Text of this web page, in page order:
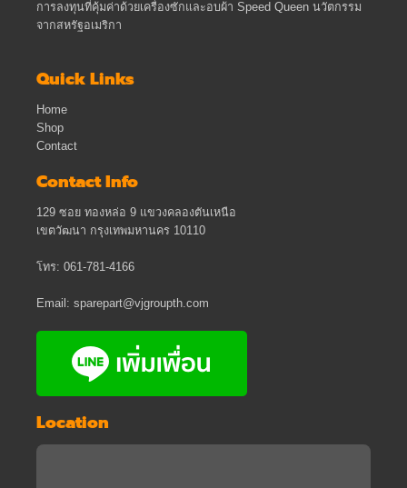
การลงทุนที่คุ้มค่าด้วยเครื่องซักและอบผ้า Speed Queen นวัตกรรม
จากสหรัฐอเมริกา
Quick Links
Home
Shop
Contact
Contact Info
129 ซอย ทองหล่อ 9 แขวงคลองตันเหนือ
เขตวัฒนา กรุงเทพมหานคร 10110
โทร: 061-781-4166
Email: sparepart@vjgroupth.com
Location